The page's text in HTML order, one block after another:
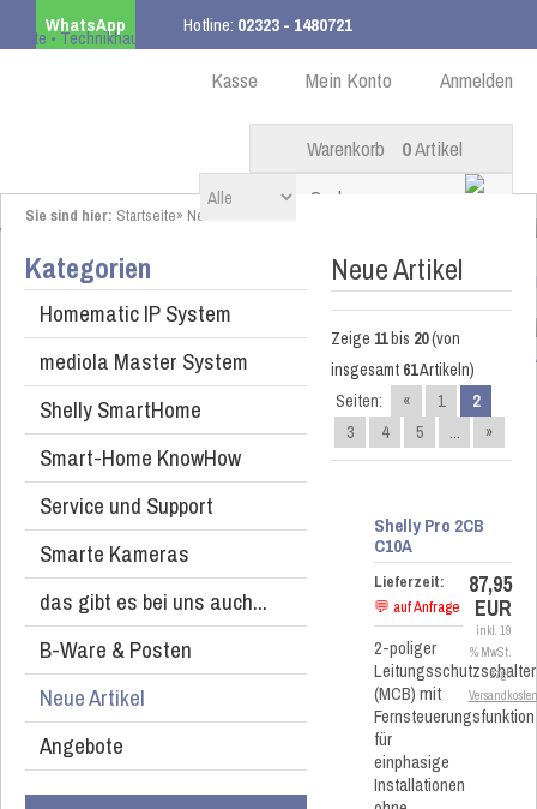
WhatsApp Hotline: 02323 - 1480721
ab 99,00 € innerhalb DE Anmelden
Mein Konto
Kasse
Warenkorb 0Artikel
Sie sind hier: Startseite» Neue Artikel
Kategorien
Homematic IP System
mediola Master System
Shelly SmartHome
Smart-Home KnowHow
Service und Support
Smarte Kameras
das gibt es bei uns auch...
B-Ware & Posten
Neue Artikel
Angebote
Neue Artikel
Zeige 11bis 20(von
insgesamt 61Artikeln)
Seiten:
« 1
2
3
4 5 ... »
Shelly Pro 2CB
C10A
Lieferzeit:
💬 auf Anfrage
2-poliger
Leitungsschutzschalter
(MCB) mit
Fernsteuerungsfunktion
für
einphasige
Installationen
87,95
EUR
inkl. 19
% MwSt.
zzgl.
Versandkosten